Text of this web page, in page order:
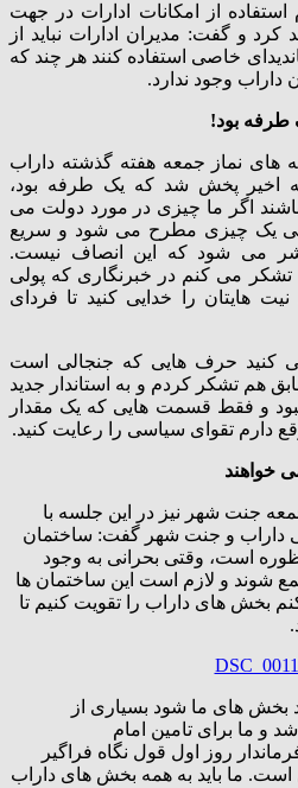
از امکانات ادارات در جهت
کرد و گفت: مدیران ادارات نباید از
خاصی استفاده کنند هر چند که
داراب وجود ندارد.
طرفه بود!
های نماز جمعه هفته گذشته داراب
اخیر پخش شد که یک طرفه بود،
اگر ما چیزی در مورد دولت می
یک چیزی مطرح می شود و سریع
می شود که این انصاف نیست.
تشکر می کنم در خبرنگاری که پولی
هایتان را خدایی کنید تا فردای
کنید حرف هایی که جنجالی است
هم تشکر کردم و به استاندار جدید
و فقط قسمت هایی که یک مقدار
دارم تقوای سیاسی را رعایت کنید.
خواهند
جنت شهر نیز در این جلسه با
داراب و جنت شهر گفت: ساختمان
است، وقتی بحرانی به وجود
جمع شوند و لازم است این ساختمان ها
بخش های داراب را تقویت کنیم تا
بخش های ما شود بسیاری از
و ما برای تامین امام
روز اول قول نگاه فراگیر
است. ما باید به همه بخش های داراب